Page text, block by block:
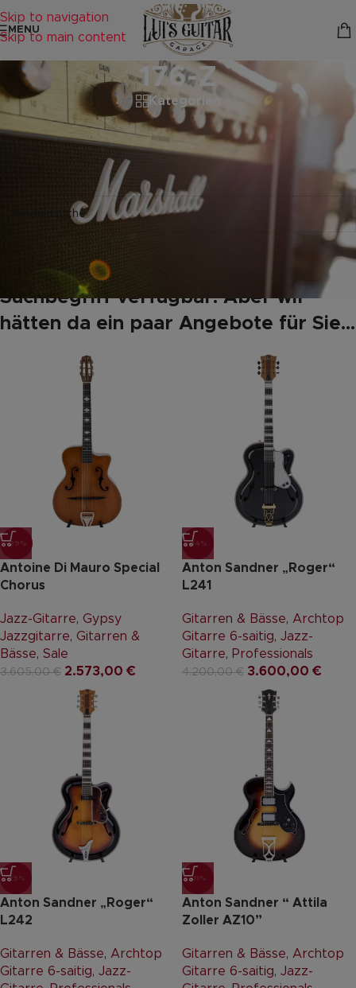
Skip to navigation
Skip to main content
MENU
176-Z
Kategorien
Startseite
Produkte verschlagwortet mit „176-Z“
Es wurden keine Produkte gefunden, die deiner Auswahl
Leider keine Produkte mit Ihrem
Suchbegriff verfügbar. Aber wir
hätten da ein paar Angebote für Sie...
-29%
Antoine Di Mauro Special
Chorus
Jazz-Gitarre, Gypsy
Jazzgitarre, Gitarren &
Bässe, Sale
3.605,00€ 2.573,00 €
-14%
Anton Sandner „Roger“
L241
Gitarren & Bässe, Archtop
Gitarre 6-saitig, Jazz-
Gitarre, Professionals
4.200,00€ 3.600,00 €
-19%
Anton Sandner „Roger“
L242
Gitarren & Bässe, Archtop
Gitarre 6-saitig, Jazz-
-11%
Anton Sandner “ Attila
Zoller AZ10”
Gitarren & Bässe, Archtop
Gitarre 6-saitig, Jazz-